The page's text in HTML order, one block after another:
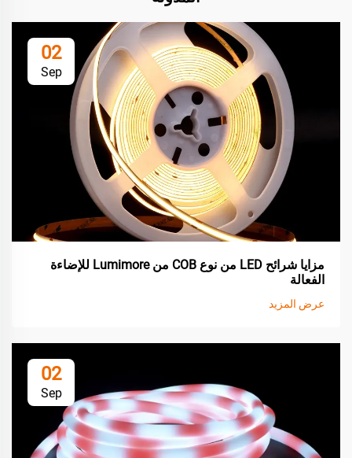
02
Sep
مزايا شرائح LED من نوع COB من Lumimore للإضاءة
الفعالة
عرض المزيد
02
Sep